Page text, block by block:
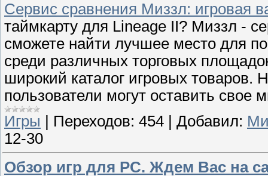
Сервис сравнения Миззл: игровая
таймкарту для Lineage II? Миззл -
сможете найти лучшее место для
среди различных торговых
широкий каталог игровых товаров.
пользователи могут оставить свое
Игры
Переходов: 454 Добавил:
12-30
Обзор игр для PC. Ждем Вас на